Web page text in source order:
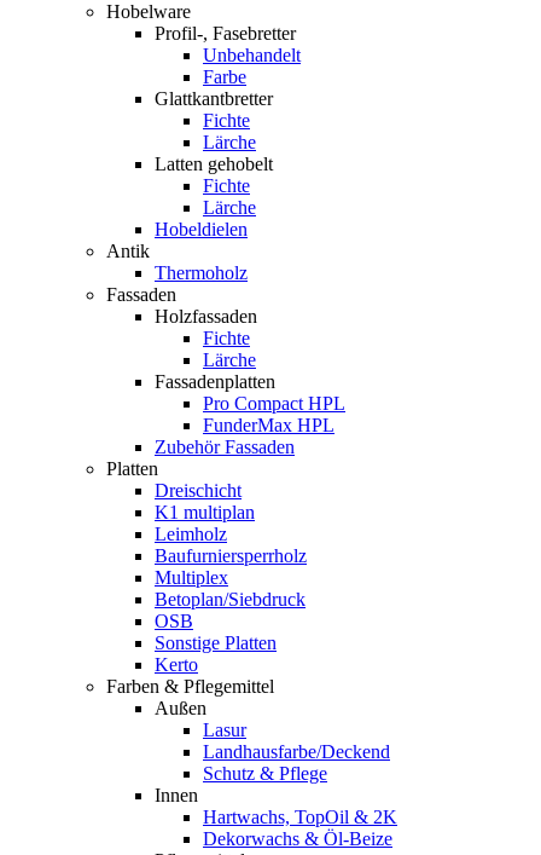
Hobelware
Profil-, Fasebretter
Unbehandelt
Farbe
Glattkantbretter
Fichte
Lärche
Latten gehobelt
Fichte
Lärche
Hobeldielen
Antik
Thermoholz
Fassaden
Holzfassaden
Fichte
Lärche
Fassadenplatten
Pro Compact HPL
FunderMax HPL
Zubehör Fassaden
Platten
Dreischicht
K1 multiplan
Leimholz
Baufurniersperrholz
Multiplex
Betoplan/Siebdruck
OSB
Sonstige Platten
Kerto
Farben & Pflegemittel
Außen
Lasur
Landhausfarbe/Deckend
Schutz & Pflege
Innen
Hartwachs, TopOil & 2K
Dekorwachs & Öl-Beize